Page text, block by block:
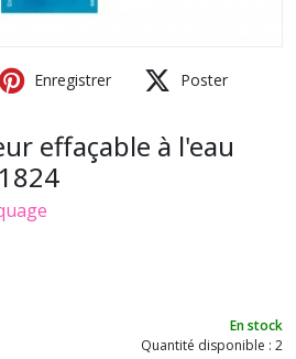
Enregistrer Poster
effaçable à l'eau
En stock
Quantité disponible : 2